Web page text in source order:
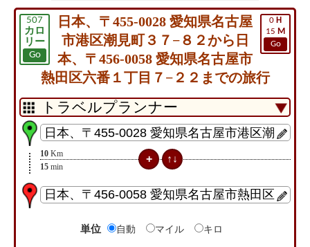
507
カロ
リー
Go
0 H
15 M
Go
日本、〒455-0028 愛知県名古屋
市港区潮見町３７−８２から日
本、〒456-0058 愛知県名古屋市
熱田区六番１丁目７−２２までの旅行
10 Km
15 min
単位 自動 マイル キロ